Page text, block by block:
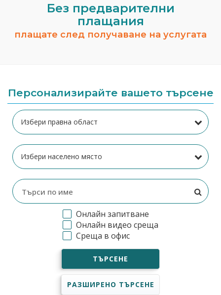
Без предварителни
плащания
плащате след получаване на услугата
Персонализирайте вашето търсене
Онлайн запитване
Онлайн видео среща
Среща в офис
ТЪРСЕНЕ
РАЗШИРЕНО ТЪРСЕНЕ